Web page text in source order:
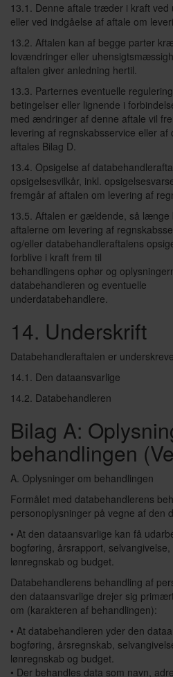
13.1. Denne aftale træder i kraft ved
eller ved indgåelse af aftale om
13.2. Aftalen kan af begge parter
lovændringer eller
aftalen giver anledning hertil.
13.3. Parternes eventuelle
betingelser eller lignende i
med ændringer af denne aftale vil
levering af regnskabsservice eller af
aftales Bilag D.
13.4. Opsigelse af
opsigelsesvilkår, inkl.
fremgår af aftalen om levering af
13.5. Aftalen er gældende, så længe
aftalerne om levering af
og/eller databehandleraftalens
forblive i kraft frem til
behandlingens ophør og
databehandleren og eventuelle
underdatabehandlere.
14. Underskrift
Databehandleraftalen er
14.1. Den dataansvarlige
14.2. Databehandleren
Bilag A:
behandlingen
A. Oplysninger om behandlingen
Formålet med databehandlerens
personoplysninger på vegne af den
• At den dataansvarlige kan få
bogføring, årsrapport,
lønregnskab og budget.
Databehandlerens behandling af
den dataansvarlige drejer sig
om (karakteren af behandlingen):
• At databehandleren yder den
bogføring, årsregnskab,
lønregnskab og budget.
• Der behandles data som navn,